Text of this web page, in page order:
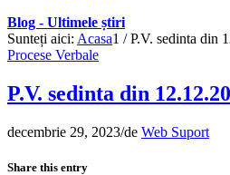
Blog - Ultimele știri
Sunteți aici: Acasa1 / P.V. sedinta din
Procese Verbale
P.V. sedinta din
decembrie 29, 2023/de Web Suport
Share this entry